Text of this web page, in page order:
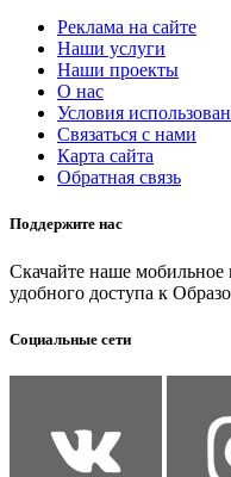
Реклама на сайте
Наши услуги
Наши проекты
О нас
Условия
Связаться с нами
Карта сайта
Обратная связь
Поддержите нас
Скачайте наше
удобного доступа к
Социальные сети